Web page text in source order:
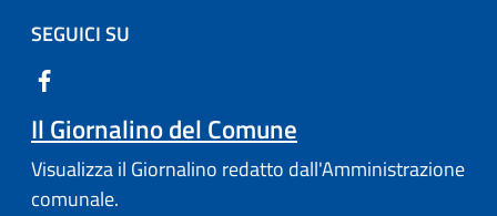
SEGUICI SU
Il Giornalino del Comune
Visualizza il Giornalino redatto dall'Amministrazione
comunale.